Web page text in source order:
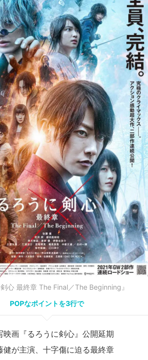
剣心 最終章 The Final／The Beginning』
POPなポイントを3行で
映画『るろうに剣心』公開延期
健が主演、十字傷に迫る最終章